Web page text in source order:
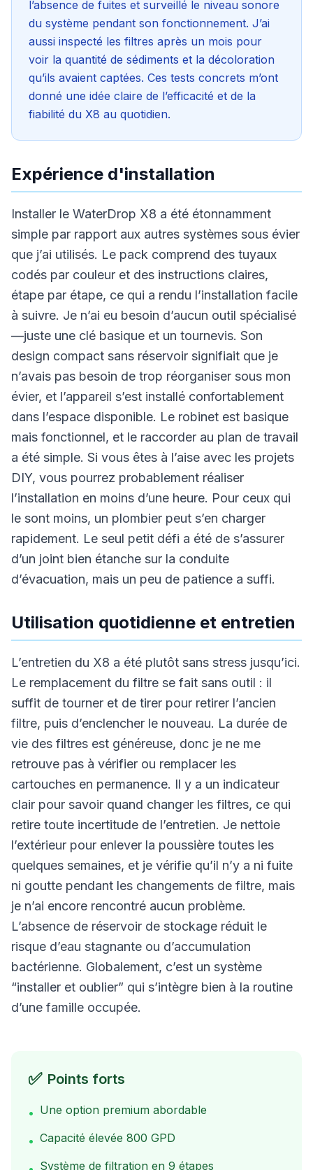
l’absence de fuites et surveillé le niveau sonore
du système pendant son fonctionnement. J’ai
aussi inspecté les filtres après un mois pour
voir la quantité de sédiments et la décoloration
qu’ils avaient captées. Ces tests concrets m’ont
donné une idée claire de l’efficacité et de la
fiabilité du X8 au quotidien.
Expérience d'installation
Installer le WaterDrop X8 a été étonnamment
simple par rapport aux autres systèmes sous évier
que j’ai utilisés. Le pack comprend des tuyaux
codés par couleur et des instructions claires,
étape par étape, ce qui a rendu l’installation facile
à suivre. Je n’ai eu besoin d’aucun outil spécialisé
—juste une clé basique et un tournevis. Son
design compact sans réservoir signifiait que je
n’avais pas besoin de trop réorganiser sous mon
évier, et l’appareil s’est installé confortablement
dans l’espace disponible. Le robinet est basique
mais fonctionnel, et le raccorder au plan de travail
a été simple. Si vous êtes à l’aise avec les projets
DIY, vous pourrez probablement réaliser
l’installation en moins d’une heure. Pour ceux qui
le sont moins, un plombier peut s’en charger
rapidement. Le seul petit défi a été de s’assurer
d’un joint bien étanche sur la conduite
d’évacuation, mais un peu de patience a suffi.
Utilisation quotidienne et entretien
L’entretien du X8 a été plutôt sans stress jusqu’ici.
Le remplacement du filtre se fait sans outil : il
suffit de tourner et de tirer pour retirer l’ancien
filtre, puis d’enclencher le nouveau. La durée de
vie des filtres est généreuse, donc je ne me
retrouve pas à vérifier ou remplacer les
cartouches en permanence. Il y a un indicateur
clair pour savoir quand changer les filtres, ce qui
retire toute incertitude de l’entretien. Je nettoie
l’extérieur pour enlever la poussière toutes les
quelques semaines, et je vérifie qu’il n’y a ni fuite
ni goutte pendant les changements de filtre, mais
je n’ai encore rencontré aucun problème.
L’absence de réservoir de stockage réduit le
risque d’eau stagnante ou d’accumulation
bactérienne. Globalement, c’est un système
“installer et oublier” qui s’intègre bien à la routine
d’une famille occupée.
✅ Points forts
• Une option premium abordable
• Capacité élevée 800 GPD
Système de filtration en 9 étapes